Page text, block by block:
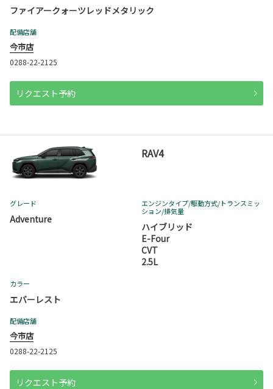
ファイアークォーツレッドメタリック
配備店舗
今市店
0288-22-2125
リクエスト予約
RAV4
グレード
Adventure
エンジンタイプ/駆動方式/トランスミッ
ション/排気量
ハイブリッド
E-Four
CVT
2.5L
カラー
エバーレスト
配備店舗
今市店
0288-22-2125
リクエスト予約